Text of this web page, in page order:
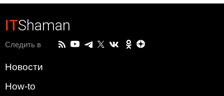
ITShaman
Следить в
Новости
How-to